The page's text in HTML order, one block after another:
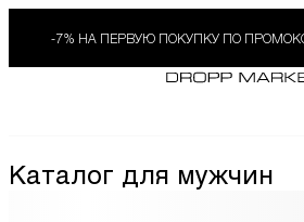
-7% НА ПЕРВУЮ ПОКУПКУ ПО
Каталог для мужчин